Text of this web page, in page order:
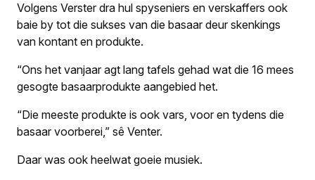
Volgens Verster dra hul spyseniers en verskaffers ook
baie by tot die sukses van die basaar deur skenkings
van kontant en produkte.
“Ons het vanjaar agt lang tafels gehad wat die 16 mees
gesogte basaarprodukte aangebied het.
“Die meeste produkte is ook vars, voor en tydens die
basaar voorberei,” sê Venter.
Daar was ook heelwat goeie musiek.